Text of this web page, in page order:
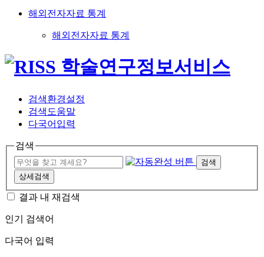
해외전자자료 통계
해외전자자료 통계
검색환경설정
검색도움말
다국어입력
검색
검색
상세검색
결과 내 재검색
인기 검색어
다국어 입력